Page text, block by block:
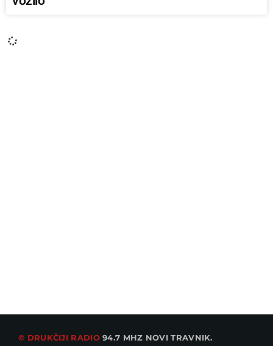
© DRUKČIJI RADIO94.7 MHZ NOVI TRAVNIK.